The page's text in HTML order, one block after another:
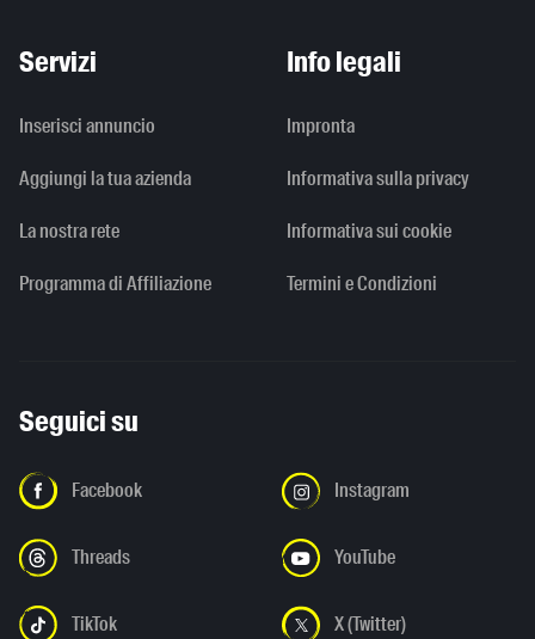
Servizi
Inserisci annuncio
Aggiungi la tua azienda
La nostra rete
Programma di Affiliazione
Info legali
Impronta
Informativa sulla privacy
Informativa sui cookie
Termini e Condizioni
Seguici su
Facebook Instagram
Threads YouTube
TikTok X (Twitter)